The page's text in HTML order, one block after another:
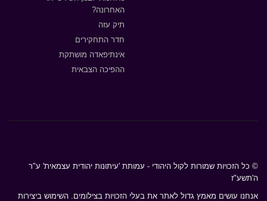
האחרונה?
תיק עזה
חדר התחקירים
אינתיפאדה מושתקת
ההפיכה הצבאית
© כל הזכויות שמורות לקול היהודי - עמותת 'עיתונות יהודית עצמאית' ע"ר
ה'תשע"ז
אנחנו עושים מאמץ גדול לאתר את בעלי הזכויות בצילומים. השימוש ביצירות